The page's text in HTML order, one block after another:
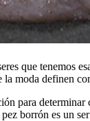
que tenemos
la moda definen
para
borrón es un